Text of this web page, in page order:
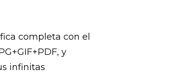
completa con el
y
infinitas